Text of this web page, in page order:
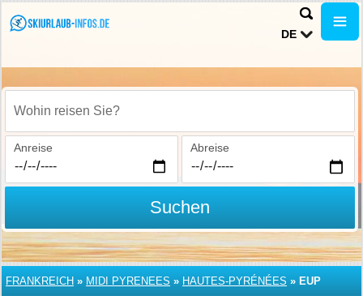
DE
Wohin reisen Sie?
Anreise Abreise
Suchen
FRANKREICH » MIDI PYRENEES » HAUTES-PYRÉNÉES » EUP